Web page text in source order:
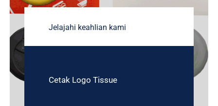
Jelajahi keahlian kami
Cetak Logo Tissue